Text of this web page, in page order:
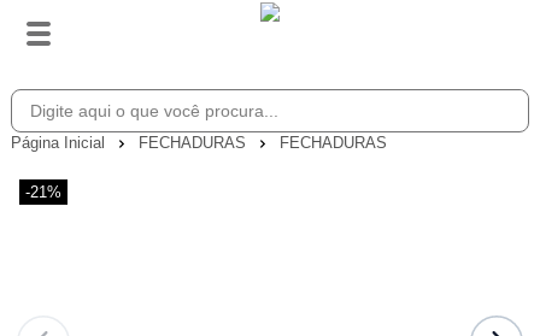
Página Inicial FECHADURAS FECHADURAS
-21%